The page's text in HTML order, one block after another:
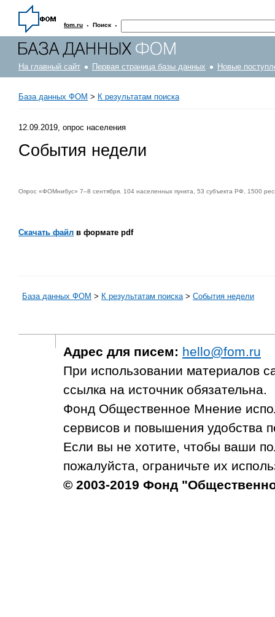
fom.ru · Поиск ·
На главный сайт Первая страница базы данных Новые
База данных ФОМ > К результатам поиска
12.09.2019, опрос населения
События недели
Опрос «ФОМнибус» 7–8 сентября. 104 населенных пункта, 53 субъекта РФ, 1500
Скачать файл в формате pdf
База данных ФОМ > К результатам поиска > События недели
Адрес для писем: hello@fom.ru
При использовании материалов
ссылка на источник обязательна.
Фонд Общественное Мнение
сервисов и повышения удобства
Если вы не хотите, чтобы ваши
пожалуйста, ограничьте их
© 2003-2019 Фонд